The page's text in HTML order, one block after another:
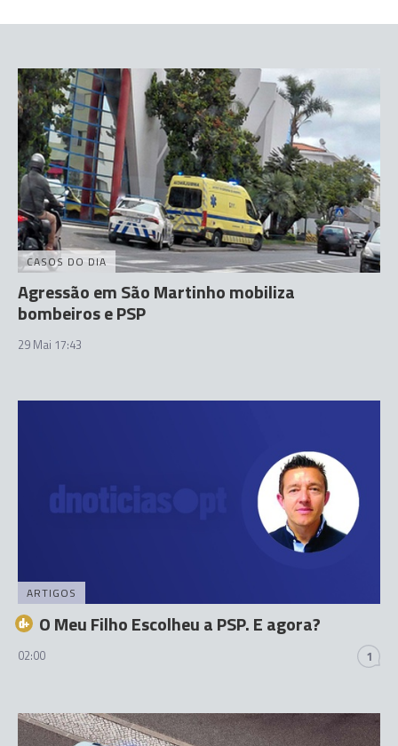
CASOS DO DIA
Agressão em São Martinho mobiliza
bombeiros e PSP
29 Mai 17:43
ARTIGOS
O Meu Filho Escolheu a PSP. E agora?
02:00 1